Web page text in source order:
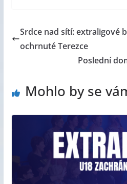
Srdce nad sítí: extraligové
ochrnuté Terezce
Poslední
Mohlo by se